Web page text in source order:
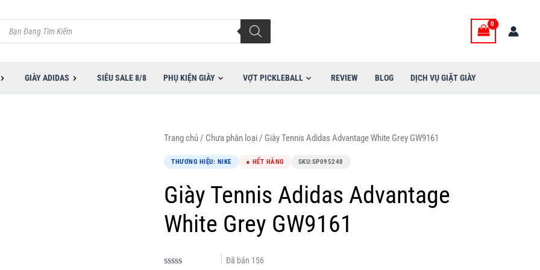
Tìm
kiếm
sản
GIÀY ADIDAS SIÊU SALE 8/8 PHỤ KIỆN GIÀY VỢT PICKLEBALL REVIEW BLOG DỊCH VỤ GIẶT GIÀY
Trang chủ/ Chưa phân loại/ Giày Tennis Adidas Advantage White Grey GW9161
THƯƠNG HIỆU: NIKE ● HẾT HÀNG SKU:SP095248
Giày Tennis Adidas Advantage
White Grey GW9161
Đã bán 156